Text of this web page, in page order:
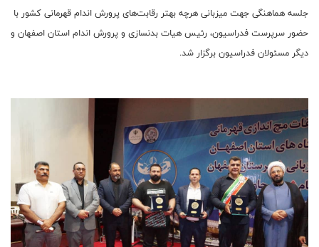
جلسه هماهنگی جهت میزبانی هرچه بهتر رقابت‌های پرورش اندام قهرمانی کشور با
حضور سرپرست فدراسیون، رئیس هیات بدنسازی و پرورش اندام استان اصفهان و
دیگر مسئولان فدراسیون برگزار شد.